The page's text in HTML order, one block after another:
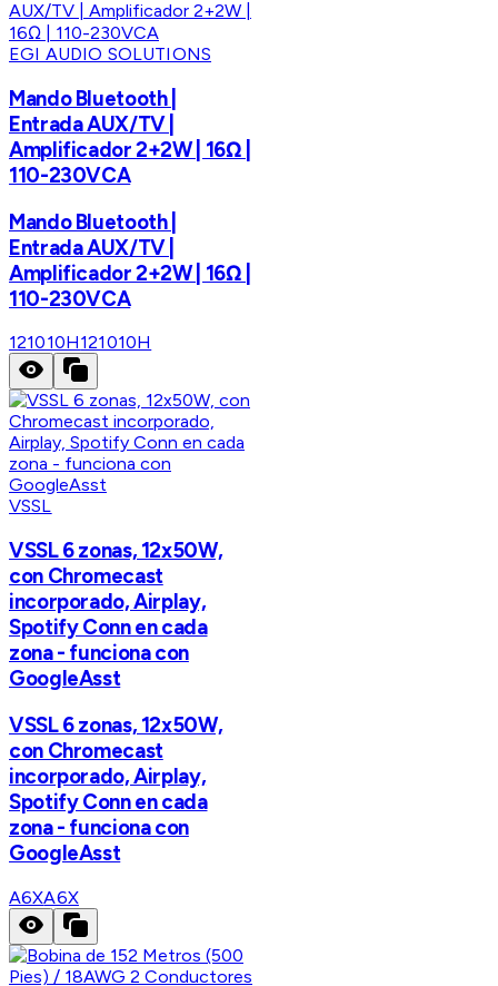
EGI AUDIO SOLUTIONS
Mando Bluetooth |
Entrada AUX/TV |
Amplificador 2+2W | 16Ω |
110-230VCA
Mando Bluetooth |
Entrada AUX/TV |
Amplificador 2+2W | 16Ω |
110-230VCA
121010H121010H
VSSL
VSSL 6 zonas, 12x50W,
con Chromecast
incorporado, Airplay,
Spotify Conn en cada
zona - funciona con
GoogleAsst
VSSL 6 zonas, 12x50W,
con Chromecast
incorporado, Airplay,
Spotify Conn en cada
zona - funciona con
GoogleAsst
A6XA6X